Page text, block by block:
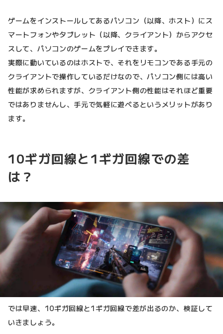
ゲームをインストールしてあるパソコン（以降、ホスト）にス
マートフォンやタブレット（以降、クライアント）からアクセ
スして、パソコンのゲームをプレイできます。
実際に動いているのはホストで、それをリモコンである手元の
クライアントで操作しているだけなので、パソコン側には高い
性能が求められますが、クライアント側の性能はそれほど重要
ではありませんし、手元で気軽に遊べるというメリットがあり
ます。
10ギガ回線と1ギガ回線での差
は？
では早速、10ギガ回線と1ギガ回線で差が出るのか、検証して
いきましょう。